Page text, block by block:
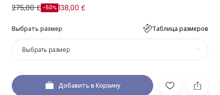
275,00 £ -50% 138,00 £
Выбрать размер Таблица размеров
Выбрать размер
Добавить в Корзину